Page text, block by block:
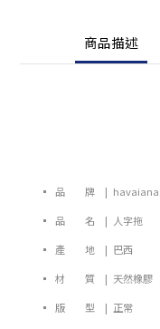
商品描述
▪ 品 牌 |
▪ 品 名 | 人字拖
▪ 產 地 | 巴西
▪ 材 質 | 天然橡膠
▪ 版 型 | 正常